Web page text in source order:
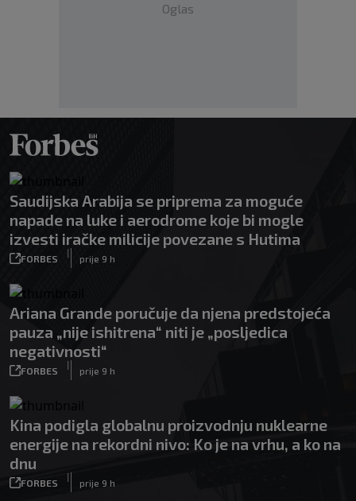
Oglas
Saudijska Arabija se priprema za moguće
napade na luke i aerodrome koje bi mogle
izvesti iračke milicije povezane s Hutima
FORBES
|
prije 9 h
Ariana Grande poručuje da njena predstojeća
pauza „nije ishitrena“ niti je „posljedica
negativnosti“
FORBES
|
prije 9 h
Kina podigla globalnu proizvodnju nuklearne
energije na rekordni nivo: Ko je na vrhu, a ko na
dnu
FORBES
|
prije 9 h